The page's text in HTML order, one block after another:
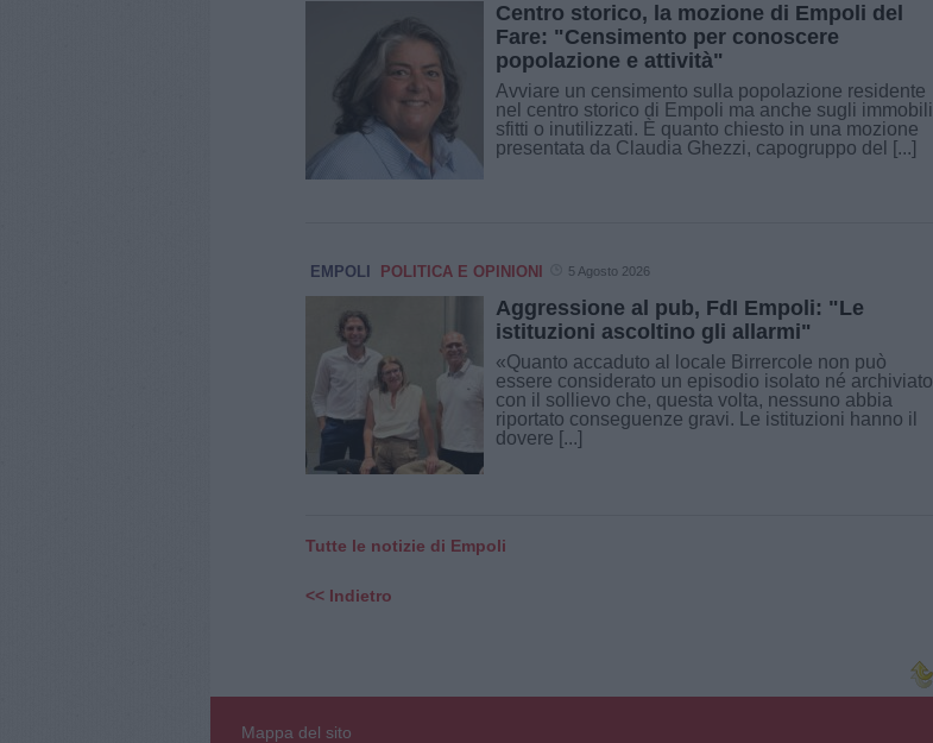
Centro storico, la mozione di Empoli del
Fare: "Censimento per conoscere
popolazione e attività"
Avviare un censimento sulla popolazione residente
nel centro storico di Empoli ma anche sugli immobili
sfitti o inutilizzati. È quanto chiesto in una mozione
presentata da Claudia Ghezzi, capogruppo del [...]
EMPOLI POLITICA E OPINIONI 5 Agosto 2026
Aggressione al pub, FdI Empoli: "Le
istituzioni ascoltino gli allarmi"
«Quanto accaduto al locale Birrercole non può
essere considerato un episodio isolato né archiviato
con il sollievo che, questa volta, nessuno abbia
riportato conseguenze gravi. Le istituzioni hanno il
dovere [...]
Tutte le notizie di Empoli
<< Indietro
Mappa del sito